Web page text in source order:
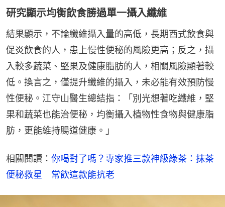
研究顯示均衡飲食勝過單一攝入纖維
結果顯示，不論纖維攝入量的高低，長期西式飲食與
促炎飲食的人，患上慢性便秘的風險更高；反之，攝
入較多蔬菜、堅果及健康脂肪的人，相關風險顯著較
低。換言之，僅提升纖維的攝入，未必能有效預防慢
性便秘。江守山醫生總結指：「別光想著吃纖維，堅
果和蔬菜也能治便秘，均衡攝入植物性食物與健康脂
肪，更能維持腸道健康。」
相關閱讀： 你喝對了嗎？專家推三款神級綠茶：抹茶
便秘救星　常飲這款能抗老